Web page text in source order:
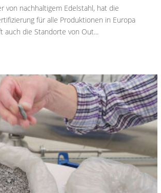
von nachhaltigem Edelstahl, hat die
für alle Produktionen in Europa
auch die Standorte von Out...